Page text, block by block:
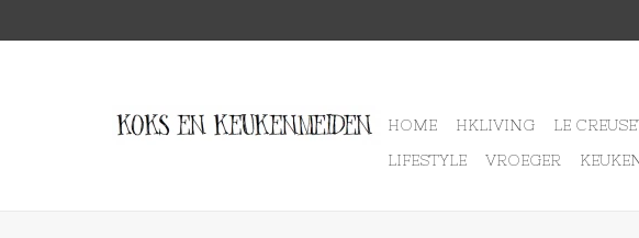
HOME HKLIVING LE
LIFESTYLE
VROEGER